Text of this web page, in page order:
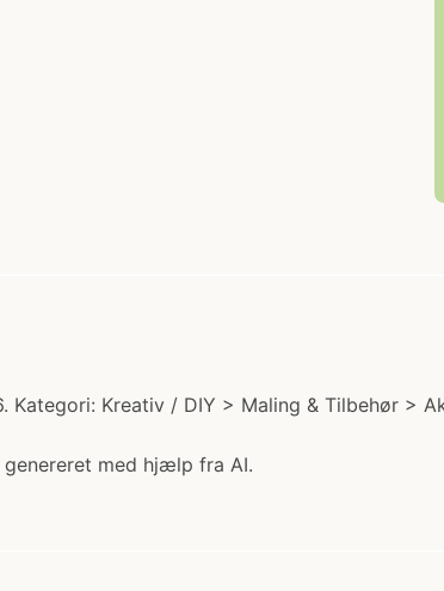
Kategori: Kreativ / DIY > Maling & Tilbehør >
med hjælp fra AI.